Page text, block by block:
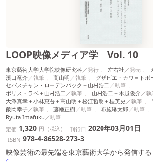
LOOP映像メディア学 Vol. 10
東京藝術大学大学院映像研究科 左右社
濱口竜介
高山明
グザビエ・カワ＝トポ
セバスチャン・ローデンバック＋山村浩二
ボリス・ラベ＋山村浩二
山村浩二＋木越俊介
大澤真幸＋小林恵吾＋高山明＋松江哲明＋桂英史
飯岡幸子
藤幡正樹 布施琳太郎
Ryuta Imafuku
定価 1,320 円（税込） 刊行日 2020年03月01日
ISBN 978-4-86528-273-3
映像芸術の最先端を東京藝術大学から発信する